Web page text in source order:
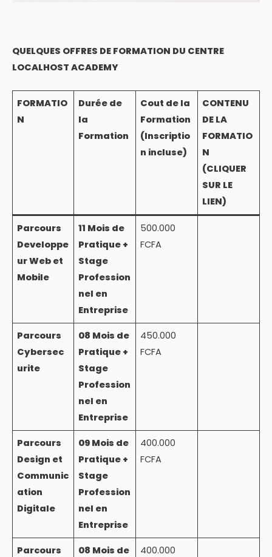
QUELQUES OFFRES DE FORMATION DU CENTRE
LOCALHOST ACADEMY
FORMATIO
N
Durée de
la
Formation
Cout de la
Formation
(Inscriptio
n incluse)
CONTENU
DE LA
FORMATIO
N
(CLIQUER
SUR LE
LIEN)
Parcours
Developpe
ur Web et
Mobile
11 Mois de
Pratique +
Stage
Profession
nel en
Entreprise
500.000
FCFA
Parcours
Cybersec
urite
08 Mois de
Pratique +
Stage
Profession
nel en
Entreprise
450.000
FCFA
Parcours
Design et
Communic
ation
Digitale
09 Mois de
Pratique +
Stage
Profession
nel en
Entreprise
400.000
FCFA
Parcours
08 Mois de
400.000